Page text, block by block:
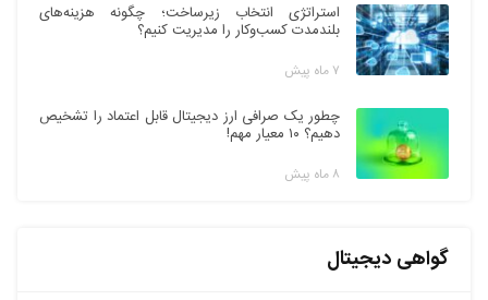
استراتژی انتخاب زیرساخت؛ چگونه هزینه‌های
بلندمدت کسب‌وکار را مدیریت کنیم؟
۷ ماه پیش
چطور یک صرافی ارز دیجیتال قابل اعتماد را تشخیص
دهیم؟ ۱۰ معیار مهم!
۸ ماه پیش
گواهی دیجیتال